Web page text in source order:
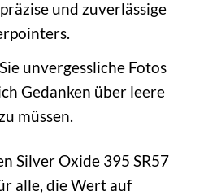
und zuverlässige
unvergessliche Fotos
Gedanken über leere
müssen.
Silver Oxide 395 SR57
alle, die Wert auf